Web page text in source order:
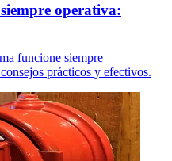
operativa:
funcione siempre
prácticos y efectivos.